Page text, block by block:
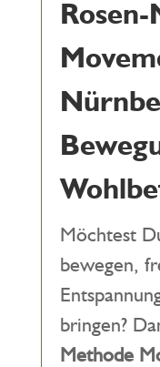
Möchtest
bewegen,
bringen?
Methode